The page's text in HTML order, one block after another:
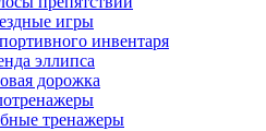
игры
инвентаря
эллипса
дoрожка
тренажеры